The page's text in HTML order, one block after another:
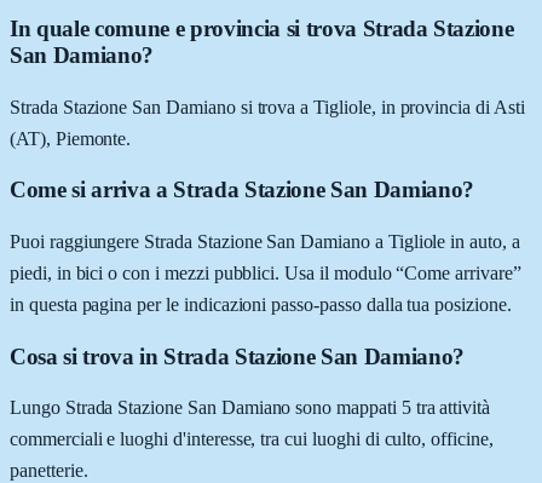
In quale comune e provincia si trova Strada Stazione
San Damiano?
Strada Stazione San Damiano si trova a Tigliole, in provincia di Asti
(AT), Piemonte.
Come si arriva a Strada Stazione San Damiano?
Puoi raggiungere Strada Stazione San Damiano a Tigliole in auto, a
piedi, in bici o con i mezzi pubblici. Usa il modulo “Come arrivare”
in questa pagina per le indicazioni passo-passo dalla tua posizione.
Cosa si trova in Strada Stazione San Damiano?
Lungo Strada Stazione San Damiano sono mappati 5 tra attività
commerciali e luoghi d'interesse, tra cui luoghi di culto, officine,
panetterie.